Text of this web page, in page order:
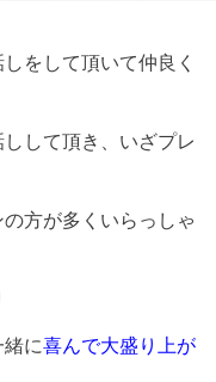
をして頂いて仲良く
して頂き、いざプレ
方が多くいらっしゃ
に喜んで大盛り上が